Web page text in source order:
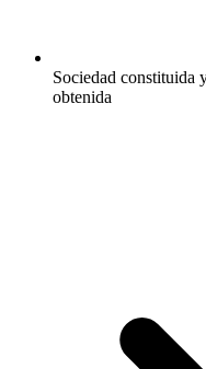
Sociedad constituida
obtenida